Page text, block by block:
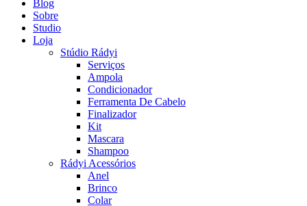
Blog
Sobre
Studio
Loja
Stúdio Rádyi
Serviços
Ampola
Condicionador
Ferramenta De Cabelo
Finalizador
Kit
Mascara
Shampoo
Rádyi Acessórios
Anel
Brinco
Colar